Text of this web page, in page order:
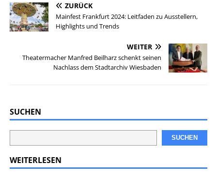
ZURÜCK
Mainfest Frankfurt 2024: Leitfaden zu Ausstellern,
Highlights und Trends
WEITER
Theatermacher Manfred Beilharz schenkt seinen
Nachlass dem Stadtarchiv Wiesbaden
SUCHEN
SUCHEN
WEITERLESEN